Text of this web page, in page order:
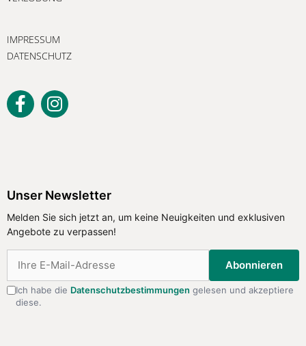
IMPRESSUM
DATENSCHUTZ
Unser Newsletter
Melden Sie sich jetzt an, um keine Neuigkeiten und exklusiven
Angebote zu verpassen!
Abonnieren
Ich habe die Datenschutzbestimmungen gelesen und akzeptiere
diese.
zu verpassen!
Abonnieren